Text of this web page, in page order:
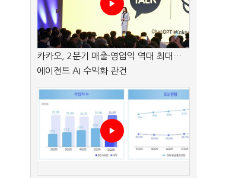
카카오, 2분기 매출·영업익 역대 최대…
에이전트 AI 수익화 관건